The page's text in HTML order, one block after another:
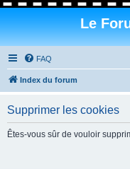
Le
FAQ
Index du forum
Supprimer les cookies
Êtes-vous sûr de vouloir